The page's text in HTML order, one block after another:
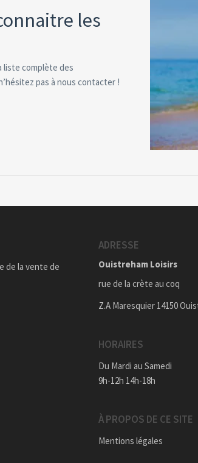
les
liste complète des
pas à nous contacter !
de la vente de
ADRESSE
Ouistreham Loisirs
rue de la crète au coq
Z.A Maresquier 14150
HORAIRES
Du Mardi au Samedi
9h-12h 14h-18h
À PROPOS DE CE SITE
Mentions légales